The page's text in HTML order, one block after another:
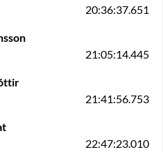
20:36:37.651
21:05:14.445
21:41:56.753
22:47:23.010